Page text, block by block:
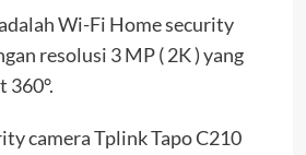
Wi-Fi Home security
resolusi 3 MP ( 2K ) yang
360°.
camera Tplink Tapo C210